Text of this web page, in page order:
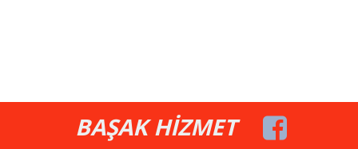
BAŞAK HİZMET